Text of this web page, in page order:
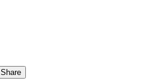
Share